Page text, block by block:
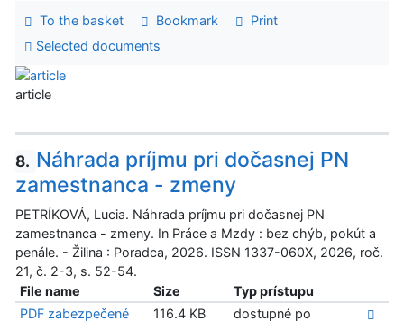
To the basket Bookmark
Print
Selected documents
article
8. Náhrada príjmu pri dočasnej PN
zamestnanca - zmeny
PETRÍKOVÁ, Lucia. Náhrada príjmu pri dočasnej PN
zamestnanca - zmeny. In Práce a Mzdy : bez chýb, pokút a
penále. - Žilina : Poradca, 2026. ISSN 1337-060X, 2026, roč.
21, č. 2-3, s. 52-54.
File name
Size
Typ prístupu
PDF zabezpečené
116.4 KB
dostupné po